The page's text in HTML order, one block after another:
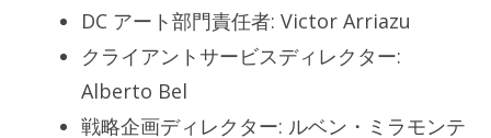
DC アート部門責任者: Victor Arriazu
クライアントサービスディレクター:
Alberto Bel
戦略企画ディレクター: ルベン・ミラモンテ